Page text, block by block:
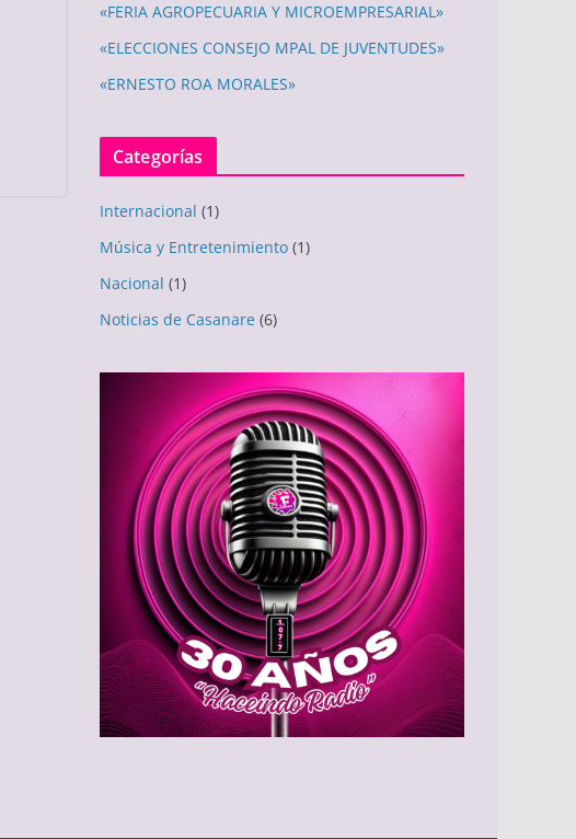
«FERIA AGROPECUARIA Y MICROEMPRESARIAL»
«ELECCIONES CONSEJO MPAL DE JUVENTUDES»
«ERNESTO ROA MORALES»
Categorías
Internacional (1)
Música y Entretenimiento (1)
Nacional (1)
Noticias de Casanare (6)